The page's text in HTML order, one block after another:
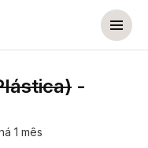
-
1 mês